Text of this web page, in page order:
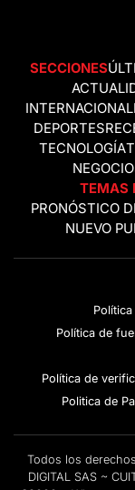
SECCIONES
DEPORTES
TECNOLOGÍA
TEMAS
PRONÓSTICO
NUEVO
Política de
Política de
Politica de
Todos los
DIGITAL SAS ~